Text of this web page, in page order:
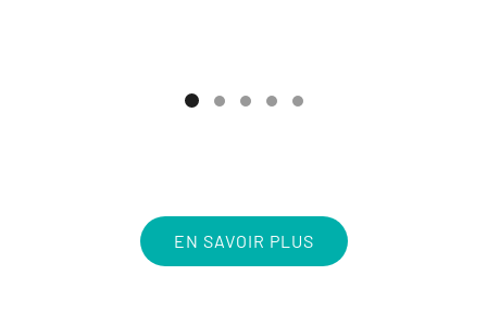
EN SAVOIR PLUS